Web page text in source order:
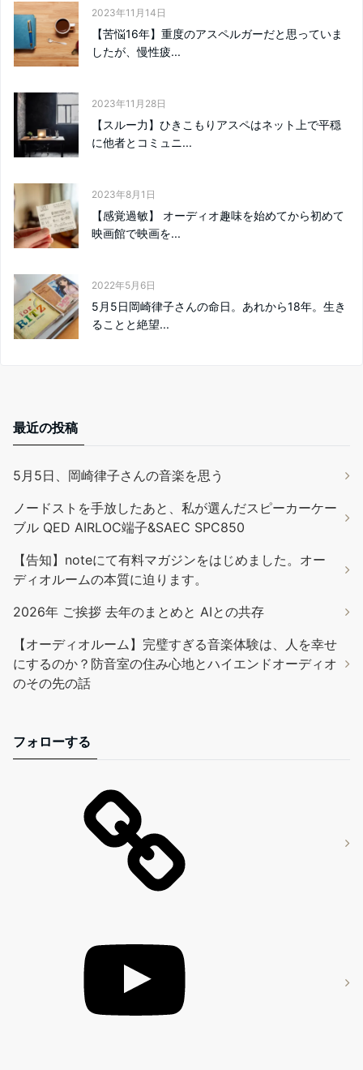
2023年11月14日
【苦悩16年】重度のアスペルガーだと思っていま
したが、慢性疲...
2023年11月28日
【スルー力】ひきこもりアスペはネット上で平穏
に他者とコミュニ...
2023年8月1日
【感覚過敏】 オーディオ趣味を始めてから初めて
映画館で映画を...
2022年5月6日
5月5日岡崎律子さんの命日。あれから18年。生き
ることと絶望...
最近の投稿
5月5日、岡崎律子さんの音楽を思う
ノードストを手放したあと、私が選んだスピーカーケー
ブル QED AIRLOC端子&SAEC SPC850
【告知】noteにて有料マガジンをはじめました。オー
ディオルームの本質に迫ります。
2026年 ご挨拶 去年のまとめと AIとの共存
【オーディオルーム】完璧すぎる音楽体験は、人を幸せ
にするのか？防音室の住み心地とハイエンドオーディオ
のその先の話
フォローする